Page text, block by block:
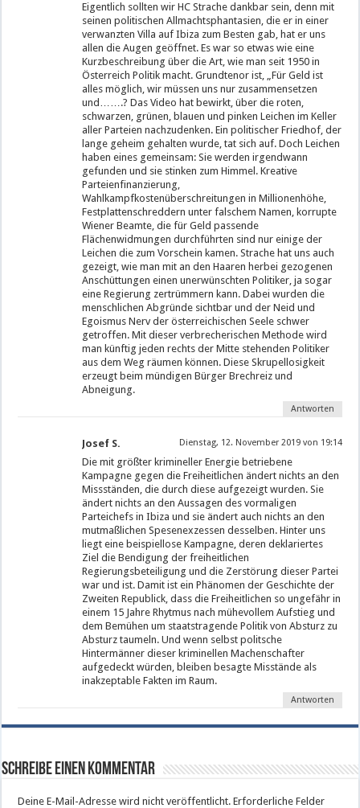
Eigentlich sollten wir HC Strache dankbar sein, denn mit
seinen politischen Allmachtsphantasien, die er in einer
verwanzten Villa auf Ibiza zum Besten gab, hat er uns
allen die Augen geöffnet. Es war so etwas wie eine
Kurzbeschreibung über die Art, wie man seit 1950 in
Österreich Politik macht. Grundtenor ist, „Für Geld ist
alles möglich, wir müssen uns nur zusammensetzen
und…….? Das Video hat bewirkt, über die roten,
schwarzen, grünen, blauen und pinken Leichen im Keller
aller Parteien nachzudenken. Ein politischer Friedhof, der
lange geheim gehalten wurde, tat sich auf. Doch Leichen
haben eines gemeinsam: Sie werden irgendwann
gefunden und sie stinken zum Himmel. Kreative
Parteienfinanzierung,
Wahlkampfkostenüberschreitungen in Millionenhöhe,
Festplattenschreddern unter falschem Namen, korrupte
Wiener Beamte, die für Geld passende
Flächenwidmungen durchführten sind nur einige der
Leichen die zum Vorschein kamen. Strache hat uns auch
gezeigt, wie man mit an den Haaren herbei gezogenen
Anschüttungen einen unerwünschten Politiker, ja sogar
eine Regierung zertrümmern kann. Dabei wurden die
menschlichen Abgründe sichtbar und der Neid und
Egoismus Nerv der österreichischen Seele schwer
getroffen. Mit dieser verbrecherischen Methode wird
man künftig jeden rechts der Mitte stehenden Politiker
aus dem Weg räumen können. Diese Skrupellosigkeit
erzeugt beim mündigen Bürger Brechreiz und
Abneigung.
Antworten
Josef S. Dienstag, 12. November 2019 von 19:14
Die mit größter krimineller Energie betriebene
Kampagne gegen die Freiheitlichen ändert nichts an den
Missständen, die durch diese aufgezeigt wurden. Sie
ändert nichts an den Aussagen des vormaligen
Parteichefs in Ibiza und sie ändert auch nichts an den
mutmaßlichen Spesenexzessen desselben. Hinter uns
liegt eine beispiellose Kampagne, deren deklariertes
Ziel die Bendigung der freiheitlichen
Regierungsbeteiligung und die Zerstörung dieser Partei
war und ist. Damit ist ein Phänomen der Geschichte der
Zweiten Republick, dass die Freiheitlichen so ungefähr in
einem 15 Jahre Rhytmus nach mühevollem Aufstieg und
dem Bemühen um staatstragende Politik von Absturz zu
Absturz taumeln. Und wenn selbst politsche
Hintermänner dieser kriminellen Machenschafter
aufgedeckt würden, bleiben besagte Misstände als
inakzeptable Fakten im Raum.
Antworten
Schreibe einen Kommentar
Deine E-Mail-Adresse wird nicht veröffentlicht. Erforderliche Felder